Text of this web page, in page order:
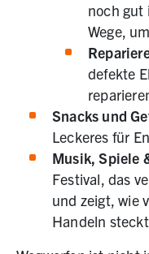
noch gut
Wege,
defekte
Snacks und
Leckeres für
Musik, Spiele
Festival, das
und zeigt, wie
Handeln